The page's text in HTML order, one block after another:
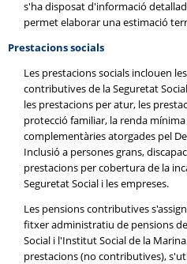
s'ha disposat d'informació
permet elaborar una estimació
Prestacions socials
Les prestacions socials inclouen
contributives de la Seguretat
les prestacions per atur, les
protecció familiar, la renda
complementàries atorgades pel
Inclusió a persones grans,
prestacions per cobertura de la
Seguretat Social i les empreses.
Les pensions contributives
fitxer administratiu de pensions
Social i l'Institut Social de la
prestacions (no contributives),